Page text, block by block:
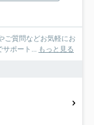
ご質問などお気軽にお
サポート... もっと見る